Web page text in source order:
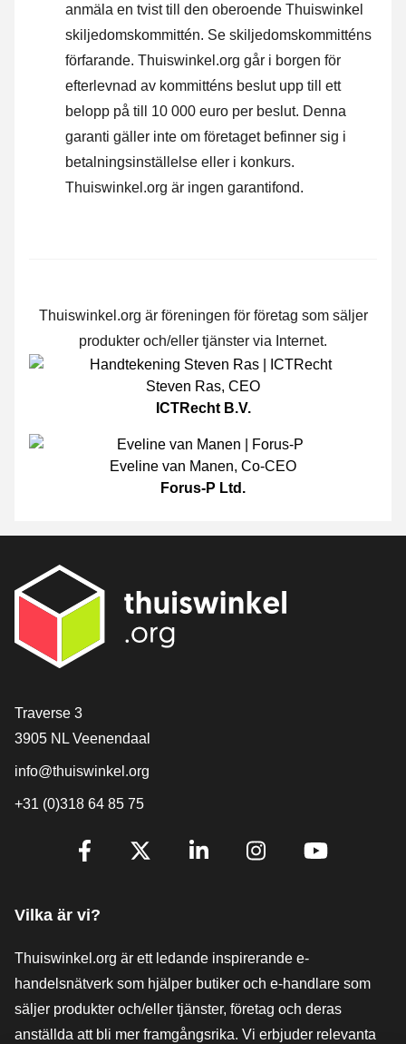
anmäla en tvist till den oberoende Thuiswinkel
skiljedomskommittén. Se skiljedomskommitténs
förfarande. Thuiswinkel.org går i borgen för
efterlevnad av kommitténs beslut upp till ett
belopp på till 10 000 euro per beslut. Denna
garanti gäller inte om företaget befinner sig i
betalningsinställelse eller i konkurs.
Thuiswinkel.org är ingen garantifond.
Thuiswinkel.org är föreningen för företag som säljer
produkter och/eller tjänster via Internet.
Steven Ras, CEO
ICTRecht B.V.
Eveline van Manen, Co-CEO
Forus-P Ltd.
[_General:Contact]
Traverse 3
3905 NL Veenendaal
info@thuiswinkel.org
+31 (0)318 64 85 75
[_General:SocialMediaTitle]
Vilka är vi?
Thuiswinkel.org är ett ledande inspirerande e-
handelsnätverk som hjälper butiker och e-handlare som
säljer produkter och/eller tjänster, företag och deras
anställda att bli mer framgångsrika. Vi erbjuder relevanta